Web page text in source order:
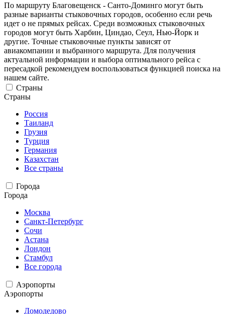
По маршруту Благовещенск - Санто-Доминго могут быть
разные варианты стыковочных городов, особенно если речь
идет о не прямых рейсах. Среди возможных стыковочных
городов могут быть Харбин, Циндао, Сеул, Нью-Йорк и
другие. Точные стыковочные пункты зависят от
авиакомпании и выбранного маршрута. Для получения
актуальной информации и выбора оптимального рейса с
пересадкой рекомендуем воспользоваться функцией поиска на
нашем сайте.
Страны
Страны
Россия
Таиланд
Грузия
Турция
Германия
Казахстан
Все страны
Города
Города
Москва
Санкт-Петербург
Сочи
Астана
Лондон
Стамбул
Все города
Аэропорты
Аэропорты
Домодедово